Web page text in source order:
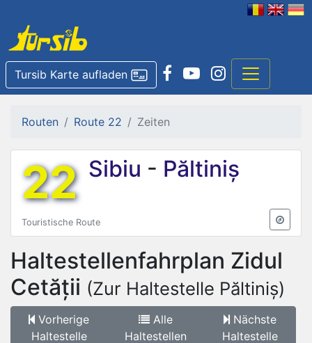
Tursib Karte aufladen
Routen Route 22 Zeiten
22 Sibiu - Păltiniș
Touristische Route
Haltestellenfahrplan Zidul
Cetății (Zur Haltestelle Păltiniș)
Vorherige
Haltestelle
Alle
Haltestellen
Nächste
Haltestelle